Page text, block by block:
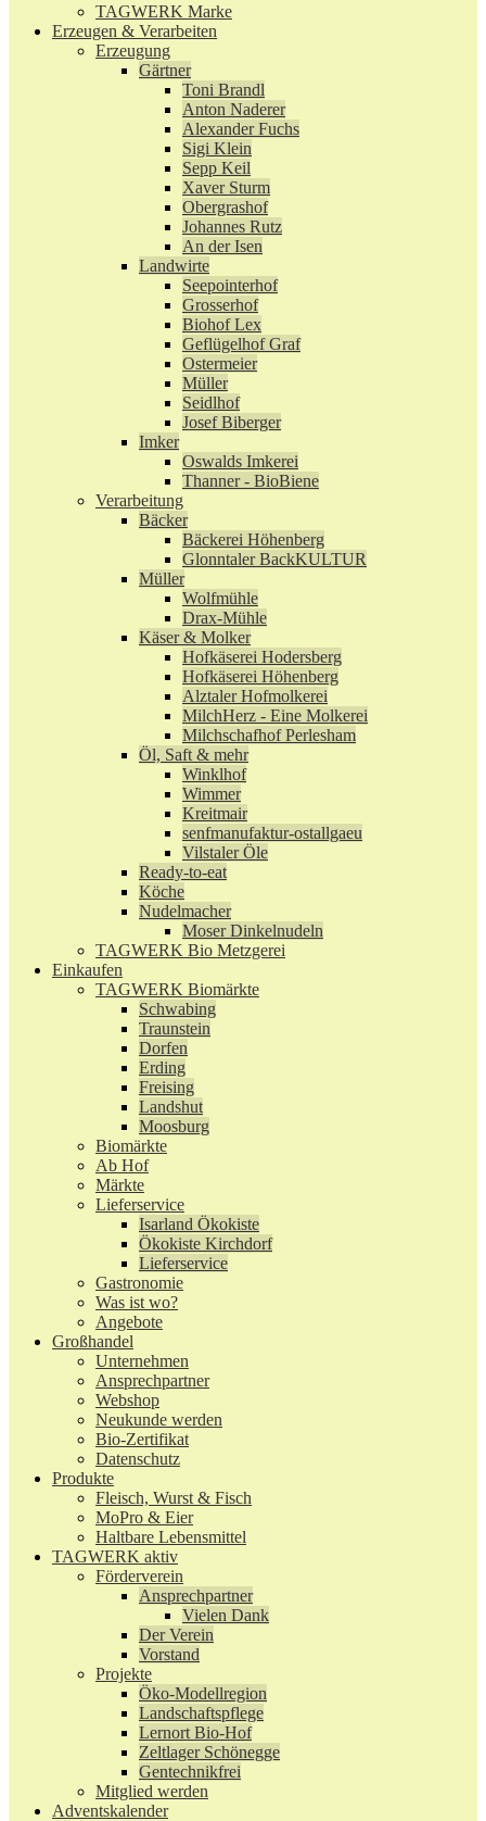
TAGWERK Marke
Erzeugen & Verarbeiten
Erzeugung
Gärtner
Toni Brandl
Anton Naderer
Alexander Fuchs
Sigi Klein
Sepp Keil
Xaver Sturm
Obergrashof
Johannes Rutz
An der Isen
Landwirte
Seepointerhof
Grosserhof
Biohof Lex
Geflügelhof Graf
Ostermeier
Müller
Seidlhof
Josef Biberger
Imker
Oswalds Imkerei
Thanner - BioBiene
Verarbeitung
Bäcker
Bäckerei Höhenberg
Glonntaler BackKULTUR
Müller
Wolfmühle
Drax-Mühle
Käser & Molker
Hofkäserei Hodersberg
Hofkäserei Höhenberg
Alztaler Hofmolkerei
MilchHerz - Eine Molkerei
Milchschafhof Perlesham
Öl, Saft & mehr
Winklhof
Wimmer
Kreitmair
senfmanufaktur-ostallgaeu
Vilstaler Öle
Ready-to-eat
Köche
Nudelmacher
Moser Dinkelnudeln
TAGWERK Bio Metzgerei
Einkaufen
TAGWERK Biomärkte
Schwabing
Traunstein
Dorfen
Erding
Freising
Landshut
Moosburg
Biomärkte
Ab Hof
Märkte
Lieferservice
Isarland Ökokiste
Ökokiste Kirchdorf
Lieferservice
Gastronomie
Was ist wo?
Angebote
Großhandel
Unternehmen
Ansprechpartner
Webshop
Neukunde werden
Bio-Zertifikat
Datenschutz
Produkte
Fleisch, Wurst & Fisch
MoPro & Eier
Haltbare Lebensmittel
TAGWERK aktiv
Förderverein
Ansprechpartner
Vielen Dank
Der Verein
Vorstand
Projekte
Öko-Modellregion
Landschaftspflege
Lernort Bio-Hof
Zeltlager Schönegge
Gentechnikfrei
Mitglied werden
Adventskalender